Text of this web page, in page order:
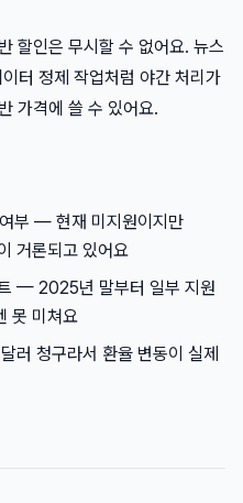
할인은 무시할 수 없어요. 뉴스
터 정제 작업처럼 야간 처리가
가격에 쓸 수 있어요.
부 — 현재 미지원이지만
거론되고 있어요
— 2025년 말부터 일부 지원
못 미쳐요
러 청구라서 환율 변동이 실제